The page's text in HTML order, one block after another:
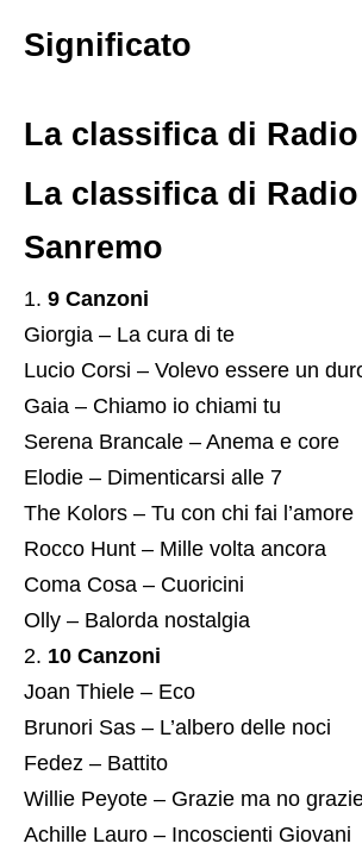
Significato
La classifica di Radio
La classifica di
Sanremo
9 Canzoni
Giorgia – La cura di te
Lucio Corsi – Volevo essere un
Gaia – Chiamo io chiami tu
Serena Brancale – Anema e core
Elodie – Dimenticarsi alle 7
The Kolors – Tu con chi fai l’amore
Rocco Hunt – Mille volta ancora
Coma Cosa – Cuoricini
Olly – Balorda nostalgia
10 Canzoni
Joan Thiele – Eco
Brunori Sas – L’albero delle noci
Fedez – Battito
Willie Peyote – Grazie ma no
Achille Lauro – Incoscienti Giovani